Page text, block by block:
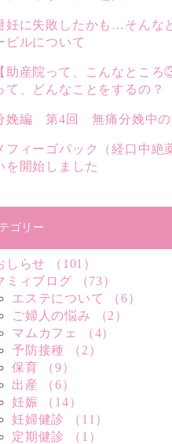
妊に失敗したかも…そんな
ピルについて
【助産院って、こんなとこ
て、どんなことをするの？
娩編 第4回 無痛分娩中の
フィーゴパック（経口中絶
を開始しました
ゴリー
しらせ （101）
ミィブログ （73）
エステについて （6）
ご婦人の悩み （2）
マムカフェ （4）
予防接種 （2）
保育 （9）
出産 （6）
妊娠 （14）
妊婦健診 （11）
定期健診 （1）